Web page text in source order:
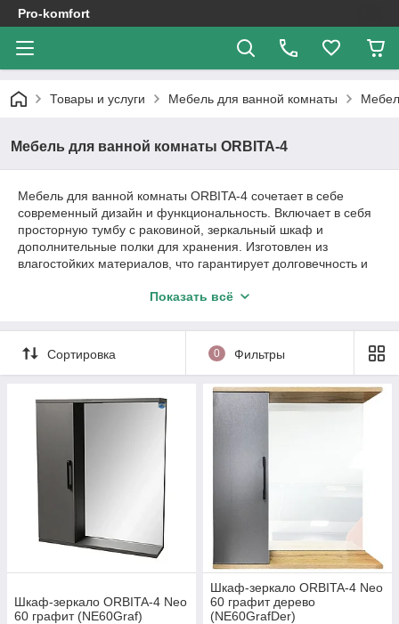
Pro-komfort
Товары и услуги Мебель для ванной комнаты
Мебель для ванной комнаты ORBITA-4
Мебель для ванной комнаты ORBITA-4 сочетает в себе
современный дизайн и функциональность. Включает в себя
просторную тумбу с раковиной, зеркальный шкаф и
дополнительные полки для хранения. Изготовлен из
влагостойких материалов, что гарантирует долговечность и
создания стильного и удобного пространства в вашей ванной
Показать всё
Сортировка 0 Фильтры
Шкаф-зеркало ORBITA-4 Neo
60 графит (NE60Graf)
Шкаф-зеркало ORBITA-4 Neo
60 графит дерево
(NE60GrafDer)